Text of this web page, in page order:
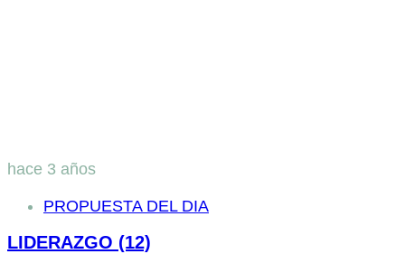
hace 3 años
PROPUESTA DEL DIA
LIDERAZGO (12)